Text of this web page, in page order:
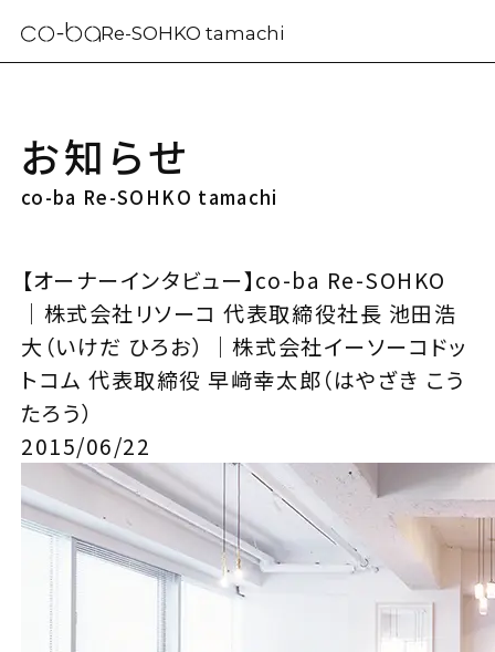
Re-SOHKO tamachi
お知らせ
co-ba Re-SOHKO tamachi
【オーナーインタビュー】co-ba Re-SOHKO
｜株式会社リソーコ 代表取締役社長 池田浩
大（いけだ ひろお） ｜株式会社イーソーコドッ
トコム 代表取締役 早﨑幸太郎（はやざき こう
たろう）
2015/06/22